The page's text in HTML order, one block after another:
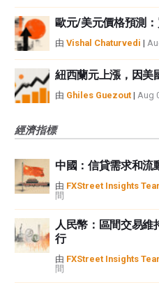
歐元/美元價格預測
由 Vishal Chaturvedi |
紐西蘭元上漲，因美
由 Ghiles Guezout | Aug
經濟指標
中國：信貸需求和流
由 FXStreet Insights
間
人民幣：區間交易維
行
由 FXStreet Insights
間